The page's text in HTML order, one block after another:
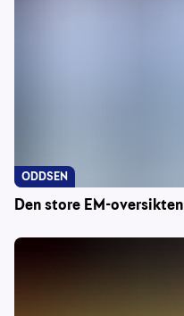
Den store EM-oversikten
ODDSEN